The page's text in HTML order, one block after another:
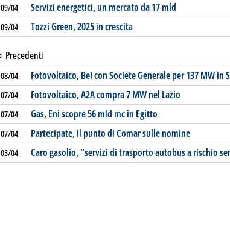
09/04 Servizi energetici, un mercato da 17 mld
09/04 Tozzi Green, 2025 in crescita
Precedenti
08/04 Fotovoltaico, Bei con Societe Generale per 137 MW in
07/04 Fotovoltaico, A2A compra 7 MW nel Lazio
07/04 Gas, Eni scopre 56 mld mc in Egitto
07/04 Partecipate, il punto di Comar sulle nomine
03/04 Caro gasolio, “servizi di trasporto autobus a rischio